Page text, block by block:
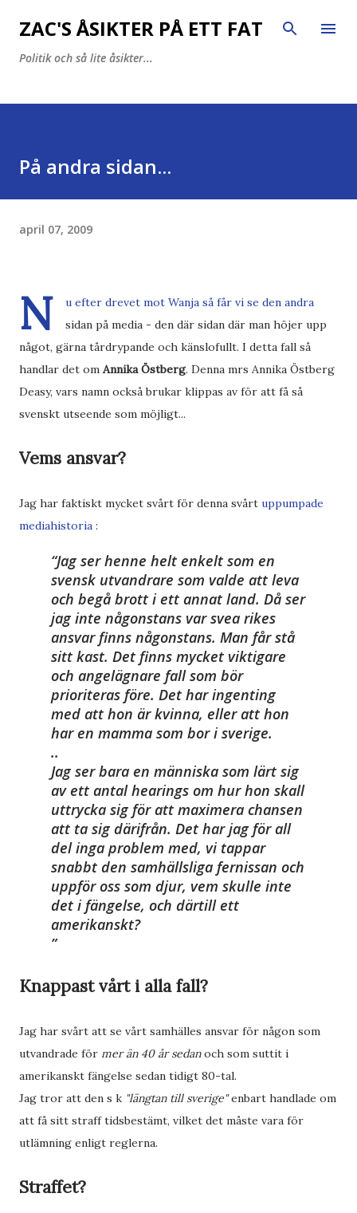
Fortsätt till huvudinnehåll
ZAC'S ÅSIKTER PÅ ETT FAT
Politik och så lite åsikter...
På andra sidan...
april 07, 2009
N
u efter drevet mot Wanja så får vi se den andra
sidan på media - den där sidan där man höjer upp
något, gärna tårdrypande och känslofullt. I detta fall så
handlar det om Annika Östberg. Denna mrs Annika Östberg
Deasy, vars namn också brukar klippas av för att få så
svenskt utseende som möjligt...
Vems ansvar?
Jag har faktiskt mycket svårt för denna svårt uppumpade
mediahistoria :
Jag ser henne helt enkelt som en
svensk utvandrare som valde att leva
och begå brott i ett annat land. Då ser
jag inte någonstans var svea rikes
ansvar finns någonstans. Man får stå
sitt kast. Det finns mycket viktigare
och angelägnare fall som bör
prioriteras före. Det har ingenting
med att hon är kvinna, eller att hon
har en mamma som bor i sverige.
..
Jag ser bara en människa som lärt sig
av ett antal hearings om hur hon skall
uttrycka sig för att maximera chansen
att ta sig därifrån. Det har jag för all
del inga problem med, vi tappar
snabbt den samhällsliga fernissan och
uppför oss som djur, vem skulle inte
det i fängelse, och därtill ett
amerikanskt?
Knappast vårt i alla fall?
Jag har svårt att se vårt samhälles ansvar för någon som
utvandrade för mer än 40 år sedanoch som suttit i
amerikanskt fängelse sedan tidigt 80-tal.
Jag tror att den s k "längtan till sverige"enbart handlade om
att få sitt straff tidsbestämt, vilket det måste vara för
utlämning enligt reglerna.
Straffet?